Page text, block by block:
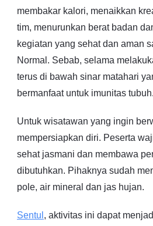
membakar kalori, menaikkan
tim, menurunkan berat badan
kegiatan yang sehat dan aman
Normal. Sebab, selama
terus di bawah sinar matahari
bermanfaat untuk imunitas tubuh.
Untuk wisatawan yang ingin
mempersiapkan diri. Peserta
sehat jasmani dan membawa
dibutuhkan. Pihaknya sudah
pole, air mineral dan jas hujan.
Sentul , aktivitas ini dapat